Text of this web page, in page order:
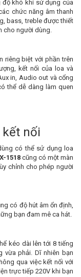
độ khó khi sử dụng của
chức năng âm thanh
bass, treble được thiết
cho người dùng.
riêng biệt với phần trên
kết nối của loa và
in, Audio out và cổng
thể dễ dàng làm quen
kết nối
có thể sử dụng loa
1518cũng có một màn
chỉnh cho phép người
có độ hút âm ổn định,
bạn đam mê ca hát.
kéo dài lên tới 8 tiếng
phải. Dĩ nhiên bạn
qua việc kết nối với
trực tiếp 220V khi bạn